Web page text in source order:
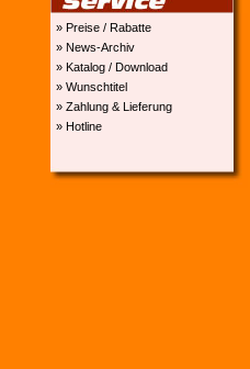
» Preise / Rabatte
» News-Archiv
» Katalog / Download
» Wunschtitel
» Zahlung & Lieferung
» Hotline